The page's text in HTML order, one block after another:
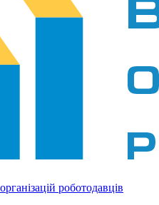
роботодавців